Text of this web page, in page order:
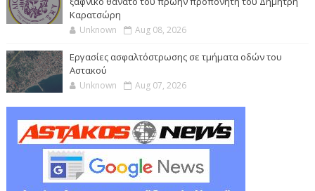
Καρατσώρη
Unknown Aug 08, 2026
Εργασίες ασφαλτόστρωσης σε τμήματα οδών του
Αστακού
Unknown Aug 07, 2026